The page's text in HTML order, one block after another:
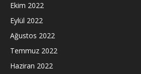
Ekim 2022
Eylül 2022
Ağustos 2022
Temmuz 2022
Haziran 2022